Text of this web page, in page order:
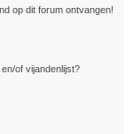
op dit forum ontvangen!
of vijandenlijst?